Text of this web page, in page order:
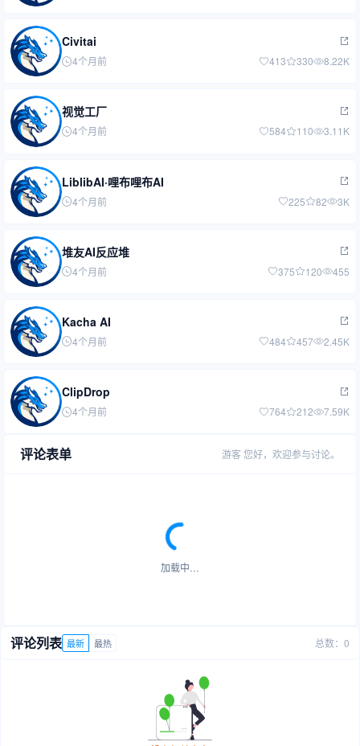
Civitai
4个月前 413 330 8.22K
视觉工厂
4个月前 584 110 3.11K
LiblibAI·哩布哩布AI
4个月前 225 82 3K
堆友AI反应堆
4个月前 375 120 455
Kacha AI
4个月前 484 457 2.45K
ClipDrop
4个月前 764 212 7.59K
评论表单 游客 您好，欢迎参与讨论。
加载中…
评论列表 最新 最热 总数：0